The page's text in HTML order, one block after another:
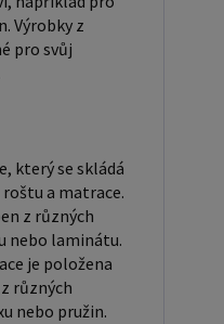
údaje. Po jejich
přístup do
Výrobky z
pro svůj
který se skládá
a matrace.
z různých
nebo laminátu.
je položena
různých
nebo pružin.